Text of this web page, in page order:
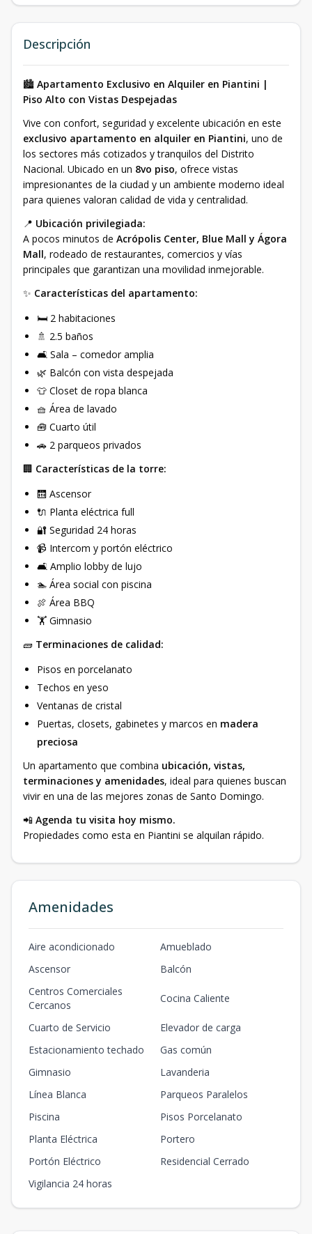
Descripción
🏙️ Apartamento Exclusivo en Alquiler en Piantini |
Piso Alto con Vistas Despejadas
Vive con confort, seguridad y excelente ubicación en este
exclusivo apartamento en alquiler en Piantini, uno de
los sectores más cotizados y tranquilos del Distrito
Nacional. Ubicado en un 8vo piso, ofrece vistas
impresionantes de la ciudad y un ambiente moderno ideal
para quienes valoran calidad de vida y centralidad.
📍 Ubicación privilegiada:
A pocos minutos de Acrópolis Center, Blue Mall y Ágora
Mall, rodeado de restaurantes, comercios y vías
principales que garantizan una movilidad inmejorable.
✨ Características del apartamento:
🛏️ 2 habitaciones
🚿 2.5 baños
🛋️ Sala – comedor amplia
🌿 Balcón con vista despejada
👕 Closet de ropa blanca
🧺 Área de lavado
🧰 Cuarto útil
🚗 2 parqueos privados
🏢 Características de la torre:
🛗 Ascensor
🔌 Planta eléctrica full
🔐 Seguridad 24 horas
📹 Intercom y portón eléctrico
🛋️ Amplio lobby de lujo
🏊 Área social con piscina
🍖 Área BBQ
🏋️ Gimnasio
🧱 Terminaciones de calidad:
Pisos en porcelanato
Techos en yeso
Ventanas de cristal
Puertas, closets, gabinetes y marcos en madera
preciosa
Un apartamento que combina ubicación, vistas,
terminaciones y amenidades, ideal para quienes buscan
vivir en una de las mejores zonas de Santo Domingo.
📲 Agenda tu visita hoy mismo.
Propiedades como esta en Piantini se alquilan rápido.
Amenidades
Aire acondicionado
Amueblado
Ascensor
Balcón
Centros Comerciales
Cercanos
Cocina Caliente
Cuarto de Servicio
Elevador de carga
Estacionamiento techado
Gas común
Gimnasio
Lavanderia
Línea Blanca
Parqueos Paralelos
Piscina
Pisos Porcelanato
Planta Eléctrica
Portero
Portón Eléctrico
Residencial Cerrado
Vigilancia 24 horas